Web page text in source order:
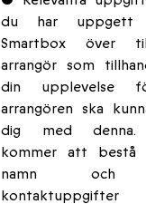
du har uppgett
Smartbox över
arrangör som
din upplevelse
arrangören ska
dig med denna.
kommer att
namn och